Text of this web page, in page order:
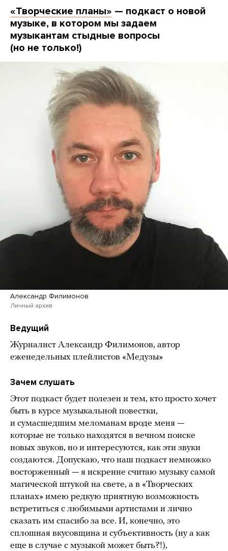
«Творческие планы» — подкаст о новой
музыке, в котором мы задаем
музыкантам стыдные вопросы
(но не только!)
Александр Филимонов
Личный архив
Ведущий
Журналист Александр Филимонов, автор
еженедельных плейлистов «Медузы»
Зачем слушать
Этот подкаст будет полезен и тем, кто просто хочет
быть в курсе музыкальной повестки,
и сумасшедшим меломанам вроде меня —
которые не только находятся в вечном поиске
новых звуков, но и интересуются, как эти звуки
создаются. Допускаю, что наш подкаст немножко
восторженный — я искренне считаю музыку самой
магической штукой на свете, а в «Творческих
планах» имею редкую приятную возможность
встретиться с любимыми артистами и лично
сказать им спасибо за все. И, конечно, это
сплошная вкусовщина и субъективность (ну а как
еще в случае с музыкой может быть?!),